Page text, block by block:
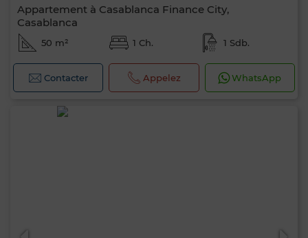
Appartement à Casablanca Finance City,
Casablanca
50 m² 1 Ch. 1 Sdb.
Contacter Appelez WhatsApp